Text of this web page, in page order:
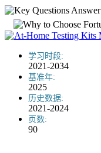
学习时段:
2021-2034
基准年:
2025
历史数据:
2021-2024
页数:
90